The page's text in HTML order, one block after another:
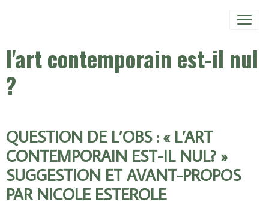
l'art contemporain est-il nul
?
QUESTION DE L’OBS : « L’ART
CONTEMPORAIN EST-IL NUL? »
SUGGESTION ET AVANT-PROPOS
PAR NICOLE ESTEROLE